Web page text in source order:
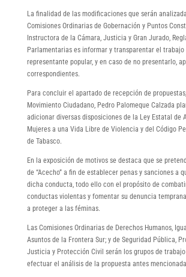
La finalidad de las modificaciones que serán
Comisiones Ordinarias de Gobernación y Puntos
Instructora de la Cámara, Justicia y Gran Jurado,
Parlamentarias es informar y transparentar el trabajo
representante popular, y en caso de no presentarlo,
correspondientes.
Para concluir el apartado de recepción de
Movimiento Ciudadano, Pedro Palomeque Calzada
adicionar diversas disposiciones de la Ley Estatal de
Mujeres a una Vida Libre de Violencia y del Código
de Tabasco.
En la exposición de motivos se destaca que se
de “Acecho” a fin de establecer penas y sanciones a
dicha conducta, todo ello con el propósito de
conductas violentas y fomentar su denuncia
a proteger a las féminas.
Las Comisiones Ordinarias de Derechos Humanos,
Asuntos de la Frontera Sur; y de Seguridad Pública,
Justicia y Protección Civil serán los grupos de
efectuar el análisis de la propuesta antes